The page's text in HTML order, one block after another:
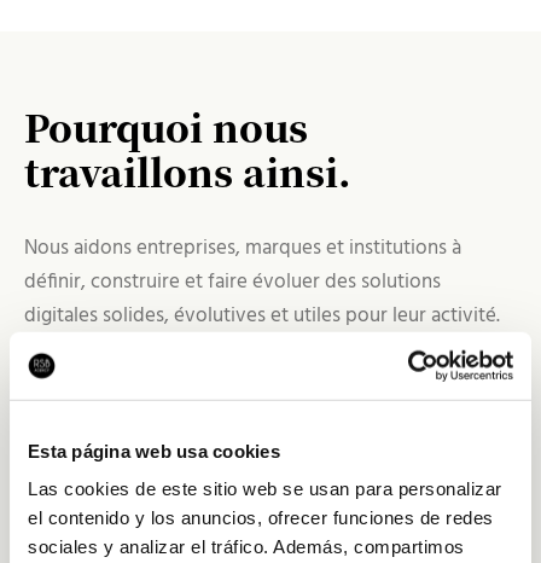
Esta página web usa cookies
Las cookies de este sitio web se usan para personalizar
el contenido y los anuncios, ofrecer funciones de redes
sociales y analizar el tráfico. Además, compartimos
Pourquoi nous
travaillons ainsi.
Nous aidons entreprises, marques et institutions à
définir, construire et faire évoluer des solutions
digitales solides, évolutives et utiles pour leur activité.
Nous travaillons depuis l'indépendance, la transparence
et le jugement technique. Nous ne croyons pas aux
solutions standard pour des problèmes complexes,
alors nous analysons chaque projet, comprenons son
contexte et proposons la technologie, l'architecture et
l'approche qui conviennent vraiment.